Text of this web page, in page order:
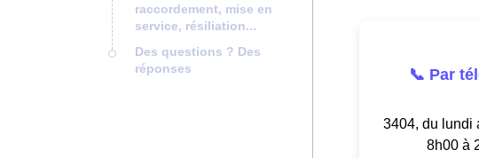
raccordement, mise en
service, résiliation...
Des questions ? Des
réponses
📞 Par
3404, du lundi
8h00 à